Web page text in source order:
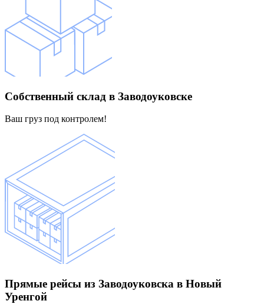
Собственный склад в Заводоуковске
Ваш груз под контролем!
Прямые рейсы из Заводоуковска в Новый
Уренгой